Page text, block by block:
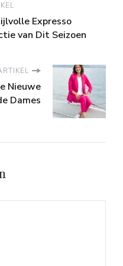
Expresso
van Dit Seizoen
Nieuwe
Dames